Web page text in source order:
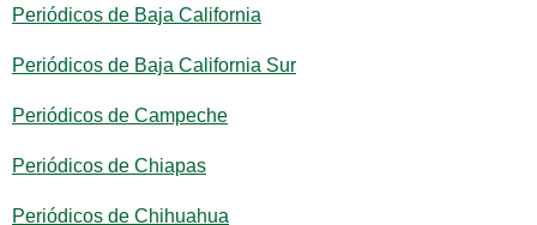
Periódicos de Baja California
Periódicos de Baja California Sur
Periódicos de Campeche
Periódicos de Chiapas
Periódicos de Chihuahua